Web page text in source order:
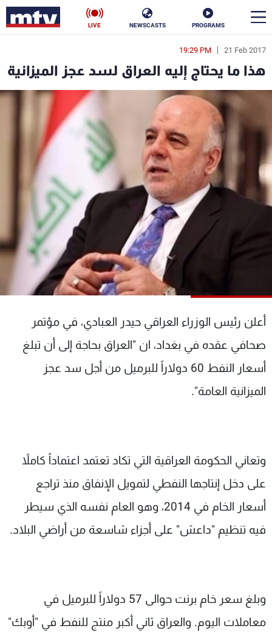
PROGRAMS
NEWSCASTS
LIVE
21 Feb 2017
19:29 PM
هذا ما يحتاج إليه العراق لسد عجز الميزانية
أعلن رئيس الوزراء العراقي حيدر العبادي، في مؤتمر
صحافي عقده في بغداد، ان "العراق بحاجة إلى أن تبلغ
أسعار النفط 60 دولاراً للبرميل من أجل سد عجز
الميزانية العامة".
وتعاني الحكومة العراقية التي تكاد تعتمد اعتماداً كاملاً
على دخل إنتاجها النفطي لتمويل الإنفاق منذ تراجع
أسعار الخام في 2014، وهو العام نفسه الذي سيطر
فيه تنظيم "داعش" على أجزاء شاسعة من أراضي البلاد.
وبلغ سعر خام برنت حوالى 57 دولاراً للبرميل في
معاملات اليوم. والعراق ثاني أكبر منتج للنفط في "أوبك"
en
الأخبار
سياسة
فن
منوعات رياضة
كأس العالم
البرامج
عن MTV
لاعلاناتكم
وظائف
تواصل معنا
شروط الإسـتخدام